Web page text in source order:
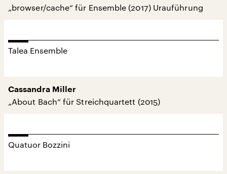
„browser/cache“ für Ensemble (2017) Urauführung
Talea Ensemble
Cassandra Miller
„About Bach“ für Streichquartett (2015)
Quatuor Bozzini